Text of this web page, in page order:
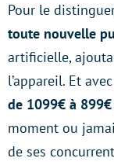
Pour le
toute nouvelle
artificielle,
l’appareil. Et
de 1099€ à 899€
moment ou
de ses